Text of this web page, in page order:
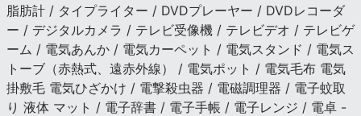
脂肪計 / タイプライター / DVDプレーヤー / DVDレコーダ
ー / デジタルカメラ / テレビ受像機 / テレビデオ / テレビゲ
ーム / 電気あんか / 電気カーペット / 電気スタンド / 電気ス
トーブ（赤熱式、遠赤外線） / 電気ポット / 電気毛布 電気
掛敷毛 電気ひざかけ / 電撃殺虫器 / 電磁調理器 / 電子蚊取
り 液体 マット / 電子辞書 / 電子手帳 / 電子レンジ / 電卓 -